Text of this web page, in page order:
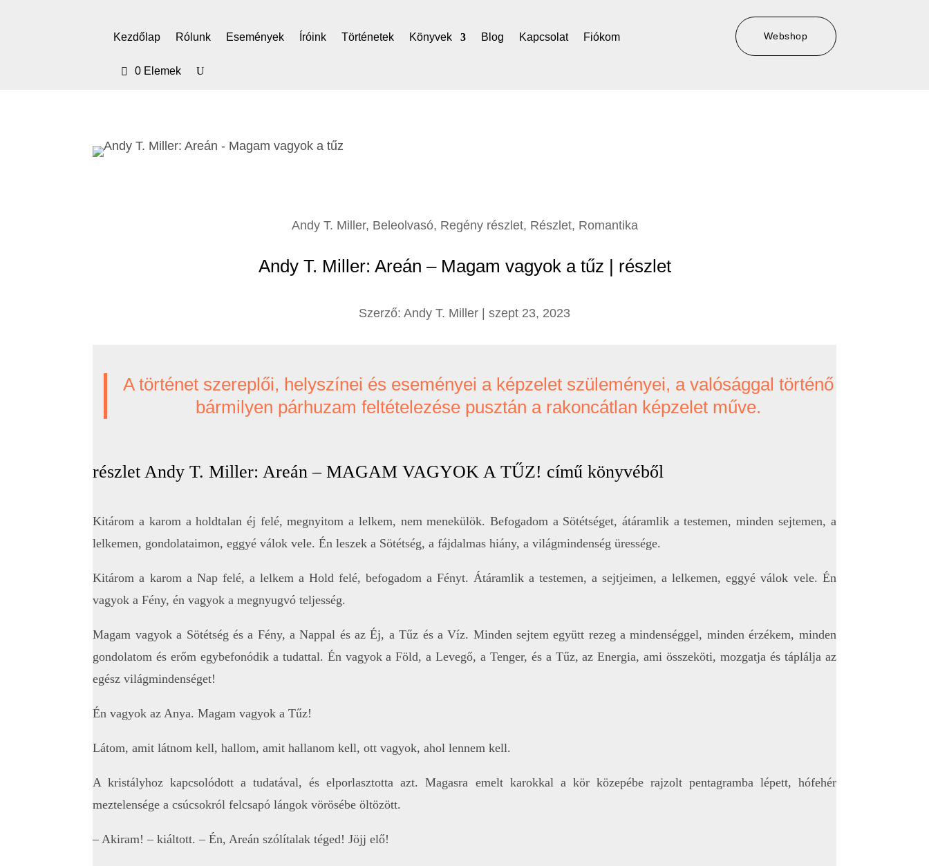
Kezdőlap Rólunk Események Íróink Történetek Könyvek Blog Kapcsolat Fiókom
0 Elemek
Webshop
Andy T. Miller, Beleolvasó, Regény részlet, Részlet, Romantika
Andy T. Miller: Areán – Magam vagyok a tűz | részlet
Szerző: Andy T. Miller szept 23, 2023
A történet szereplői, helyszínei és eseményei a képzelet szüleményei, a valósággal történő
bármilyen párhuzam feltételezése pusztán a rakoncátlan képzelet műve.
részlet Andy T. Miller: Areán – MAGAM VAGYOK A TŰZ! című könyvéből
Kitárom a karom a holdtalan éj felé, megnyitom a lelkem, nem menekülök. Befogadom a Sötétséget, átáramlik a testemen, minden sejtemen, a
lelkemen, gondolataimon, eggyé válok vele. Én leszek a Sötétség, a fájdalmas hiány, a világmindenség üressége.
Kitárom a karom a Nap felé, a lelkem a Hold felé, befogadom a Fényt. Átáramlik a testemen, a sejtjeimen, a lelkemen, eggyé válok vele. Én
vagyok a Fény, én vagyok a megnyugvó teljesség.
Magam vagyok a Sötétség és a Fény, a Nappal és az Éj, a Tűz és a Víz. Minden sejtem együtt rezeg a mindenséggel, minden érzékem, minden
gondolatom és erőm egybefonódik a tudattal. Én vagyok a Föld, a Levegő, a Tenger, és a Tűz, az Energia, ami összeköti, mozgatja és táplálja az
egész világmindenséget!
Én vagyok az Anya. Magam vagyok a Tűz!
Látom, amit látnom kell, hallom, amit hallanom kell, ott vagyok, ahol lennem kell.
A kristályhoz kapcsolódott a tudatával, és elporlasztotta azt. Magasra emelt karokkal a kör közepébe rajzolt pentagramba lépett, hófehér
meztelensége a csúcsokról felcsapó lángok vörösébe öltözött.
– Akiram! – kiáltott. – Én, Areán szólítalak téged! Jöjj elő!